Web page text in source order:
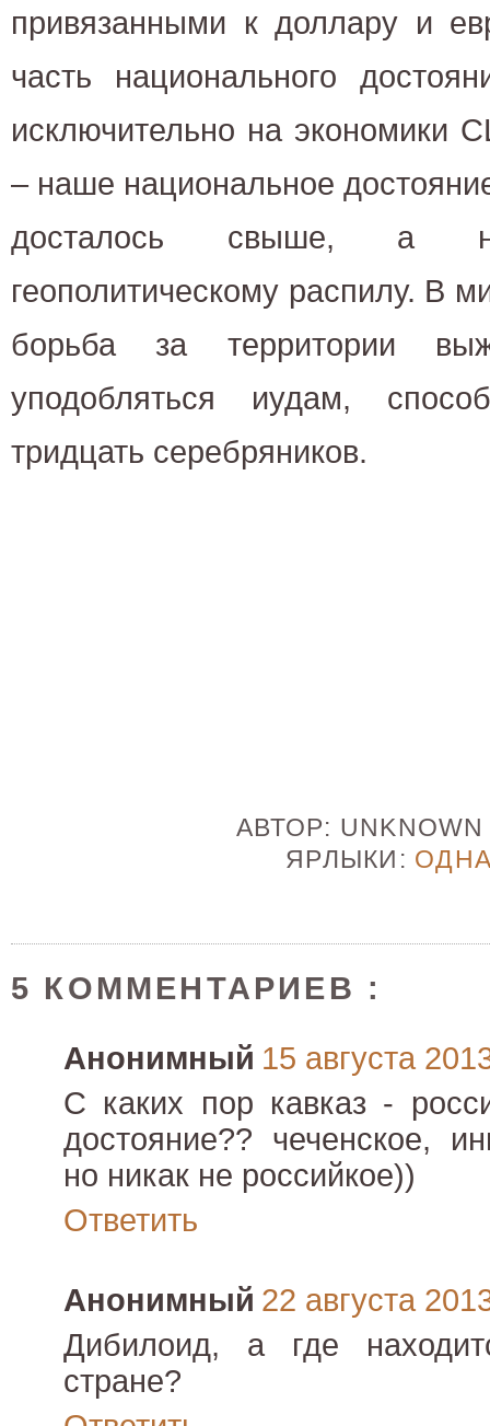
привязанными к доллару и
часть национального
исключительно на экономики
– наше национальное
досталось свыше, а не
геополитическому распилу. В
борьба за территории
уподобляться иудам,
тридцать серебряников.
АВТОР:
ЯРЛЫКИ:
5 КОММЕНТАРИЕВ :
Анонимный 15 августа
С каких пор кавказ -
достояние?? чеченское,
но никак не российкое))
Ответить
Анонимный 22 августа
Дибилоид, а где
стране?